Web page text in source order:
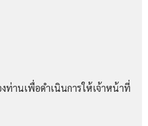
ท่านเพื่อดำเนินการให้เจ้าหน้าที่